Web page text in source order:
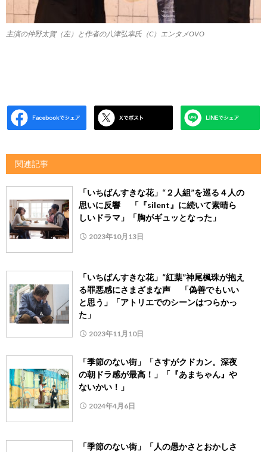
主演の仲野太賀（左）と作者の八津弘幸氏（C）エンタメOVO
関連記事
「いちばんすきな花」“２人組”を巡る４人の
思いに反響 「『silent』に続いて素晴ら
しいドラマ」「胸がギュッとなった」
2023年10月13日
「いちばんすきな花」“紅葉”神尾楓珠が抱え
る罪悪感にさまざまな声 「偽善でもいい
と思う」「アトリエでのシーンはつらかっ
た」
2023年11月10日
「季節のない街」「さすがクドカン。深夜
の朝ドラ感が最高！」「『あまちゃん』や
ないかい！」
2024年4月6日
「季節のない街」「人の愚かさとおかしさ